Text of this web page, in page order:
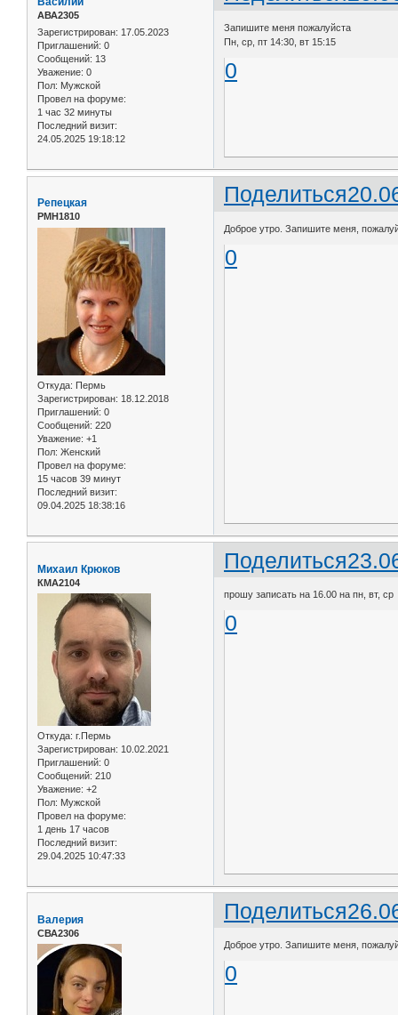
АВА2305
Зарегистрирован: 17.05.2023
Приглашений: 0
Сообщений: 13
Уважение: 0
Пол: Мужской
Провел на форуме:
1 час 32 минуты
Последний визит:
24.05.2025 19:18:12
Запишите меня пожалуйста
Пн, ср, пт 14:30, вт 15:15
0
Поделиться
Репецкая
РМН1810
Откуда: Пермь
Зарегистрирован: 18.12.2018
Приглашений: 0
Сообщений: 220
Уважение: +1
Пол: Женский
Провел на форуме:
15 часов 39 минут
Последний визит:
09.04.2025 18:38:16
Доброе утро. Запишите меня,
0
Поделиться
Михаил Крюков
КМА2104
Откуда: г.Пермь
Зарегистрирован: 10.02.2021
Приглашений: 0
Сообщений: 210
Уважение: +2
Пол: Мужской
Провел на форуме:
1 день 17 часов
Последний визит:
29.04.2025 10:47:33
прошу записать на 16.00 на пн, вт, ср
0
Поделиться
Валерия
СВА2306
Доброе утро. Запишите меня,
0